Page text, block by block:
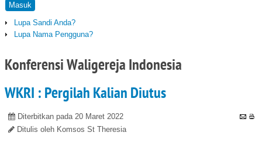
Masuk
Lupa Sandi Anda?
Lupa Nama Pengguna?
Konferensi Waligereja Indonesia
WKRI : Pergilah Kalian Diutus
Diterbitkan pada 20 Maret 2022
Ditulis oleh Komsos St Theresia